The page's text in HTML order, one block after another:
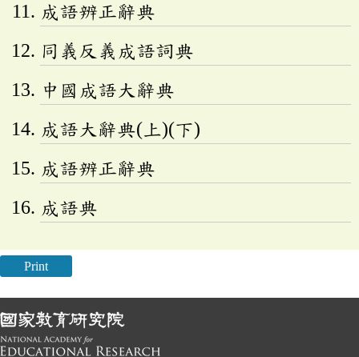
成語辨正辭典
同義反義成語詞典
中國成語大辭典
成語大辭典(上)(下)
成語辨正辭典
成語典
Print